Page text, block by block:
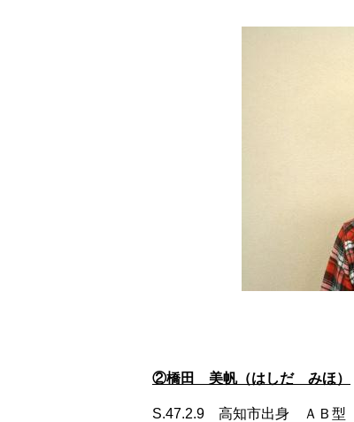
②橋田 美帆（はしだ みほ）
S.47.2.9 高知市出身 ＡＢ型